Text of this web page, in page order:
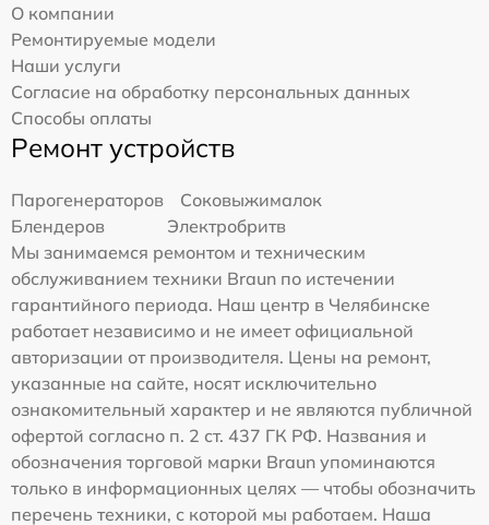
О компании
Ремонтируемые модели
Наши услуги
Согласие на обработку персональных данных
Способы оплаты
Ремонт устройств
Парогенераторов
Соковыжималок
Блендеров
Электробритв
Мы занимаемся ремонтом и техническим
обслуживанием техники Braun по истечении
гарантийного периода. Наш центр в Челябинске
работает независимо и не имеет официальной
авторизации от производителя. Цены на ремонт,
указанные на сайте, носят исключительно
ознакомительный характер и не являются публичной
офертой согласно п. 2 ст. 437 ГК РФ. Названия и
обозначения торговой марки Braun упоминаются
только в информационных целях — чтобы обозначить
перечень техники, с которой мы работаем. Наша